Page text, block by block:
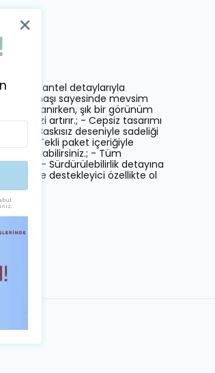
- Dantel detaylarıyla
kumaşı sayesinde mevsim
tanırken, şık bir görünüm
artırır.; - Cepsiz tasarımı
- Baskısız deseniyle sadeliği
- Tekli paket içeriğiyle
çıkarabilirsiniz.; - Tüm
- Sürdürülebilirlik detayına
destekleyici özellikte ol